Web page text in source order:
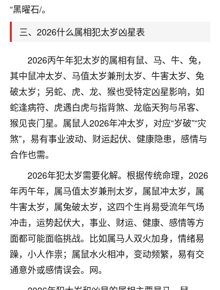
“黑曜石/。
三、2026什么属相犯太岁凶星表
2026丙午年犯太岁的属相有鼠、马、牛、兔，
其中鼠冲太岁、马值太岁兼刑太岁、牛害太岁、兔
破太岁；另蛇、虎、龙、猴也受特定凶星影响，如
蛇逢病符、虎遇白虎与指背煞、龙临天狗与吊客、
猴见丧门星。属鼠人2026年冲太岁，对应“岁破”“灾
煞”，易有事业波动、财运起伏、健康隐患，感情与
合作也需。
2026年犯太岁需要化解。根据传统命理，2026
年丙午年，属马值太岁兼刑太岁，属鼠冲太岁，属
牛害太岁，属兔破太岁，这四个生肖易受流年气场
冲击，运势起伏大，事业、财运、健康、感情等方
面都可能面临挑战。比如属马人双火加身，情绪易
躁，小人作祟；属鼠水火相冲，变动频繁，易有交
通意外或感情误会。网。
鹿森
太阳当空赵：我也做餐饮的，生意不算大，但
址、风水、还有开业日子，哪哪都看了，虽然
大环境不好，但是我家生意还可以，前几天又
刚找老师做了补财库，希望财运更好一点！
2小时前 来自海南 18
梦醒时分
我女儿高二叛逆，大半年不上学，一说她就要死要活
的，把我们两口子愁的不行，朋友给我推荐的慧来老
师，一开始我是病急乱投医，这半年来，法事一个个
做完，我女儿跟变了个人一样，不期望她能考多好的
大学，只要能安安稳稳的把书读了，身体心理都健健
康康的我就很知足了！
鹿森：可怜天下父母心啊！
3小时前 来自河北 16
付深
我是公司人事调整，有升迁机会，但同时竞争的我们